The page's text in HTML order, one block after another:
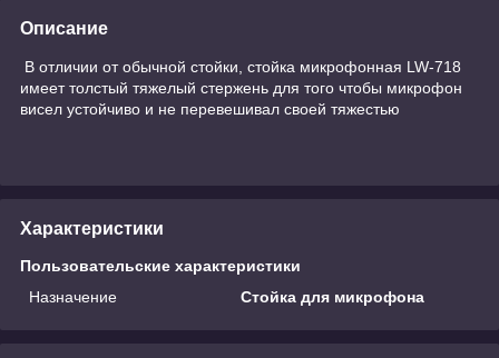
Описание
В отличии от обычной стойки, стойка микрофонная LW-718
имеет толстый тяжелый стержень для того чтобы микрофон
висел устойчиво и не перевешивал своей тяжестью
Характеристики
Пользовательские характеристики
Назначение
Стойка для микрофона